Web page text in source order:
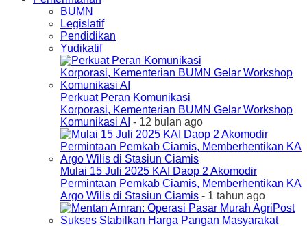
BUMN
Legislatif
Pendidikan
Yudikatif
Perkuat Peran Komunikasi
Korporasi, Kementerian BUMN Gelar Workshop
Komunikasi AI - 12 bulan ago
Mulai 15 Juli 2025 KAI Daop 2 Akomodir
Permintaan Pemkab Ciamis, Memberhentikan KA
Argo Wilis di Stasiun Ciamis - 1 tahun ago